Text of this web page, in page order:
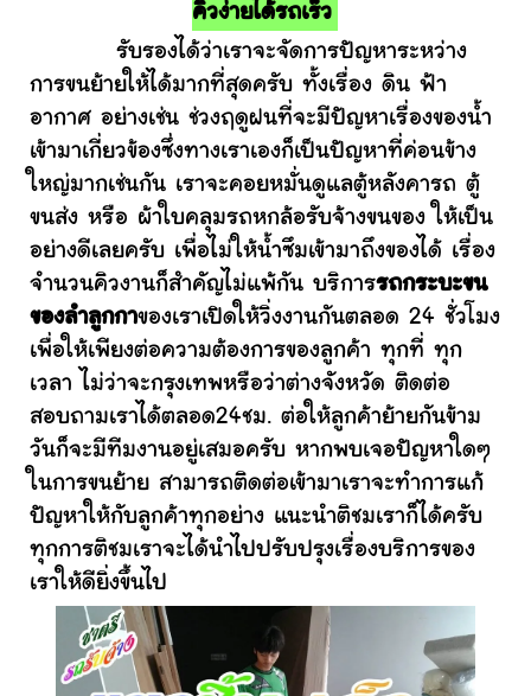
คิวง่ายได้รถเร็ว
รับรองได้ว่าเราจะจัดการปัญหาระหว่าง
การขนย้ายให้ได้มากที่สุดครับ ทั้งเรื่อง ดิน ฟ้า
อากาศ อย่างเช่น ช่วงฤดูฝนที่จะมีปัญหาเรื่องของน้ำ
เข้ามาเกี่ยวข้องซึ่งทางเราเองก็เป็นปัญหาที่ค่อนข้าง
ใหญ่มากเช่นกัน เราจะคอยหมั่นดูแลตู้หลังคารถ ตู้
ขนส่ง หรือ ผ้าใบคลุมรถหกล้อรับจ้างขนของ ให้เป็น
อย่างดีเลยครับ เพื่อไม่ให้น้ำซึมเข้ามาถึงของได้ เรื่อง
จำนวนคิวงานก็สำคัญไม่แพ้กัน บริการรถกระบะขน
ของลำลูกกาของเราเปิดให้วิ่งงานกันตลอด 24 ชั่วโมง
เพื่อให้เพียงต่อความต้องการของลูกค้า ทุกที่ ทุก
เวลา ไม่ว่าจะกรุงเทพหรือว่าต่างจังหวัด ติดต่อ
สอบถามเราได้ตลอด24ชม. ต่อให้ลูกค้าย้ายกันข้าม
วันก็จะมีทีมงานอยู่เสมอครับ หากพบเจอปัญหาใดๆ
ในการขนย้าย สามารถติดต่อเข้ามาเราจะทำการแก้
ปัญหาให้กับลูกค้าทุกอย่าง แนะนำติชมเราก็ได้ครับ
ทุกการติชมเราจะได้นำไปปรับปรุงเรื่องบริการของ
เราให้ดียิ่งขึ้นไป